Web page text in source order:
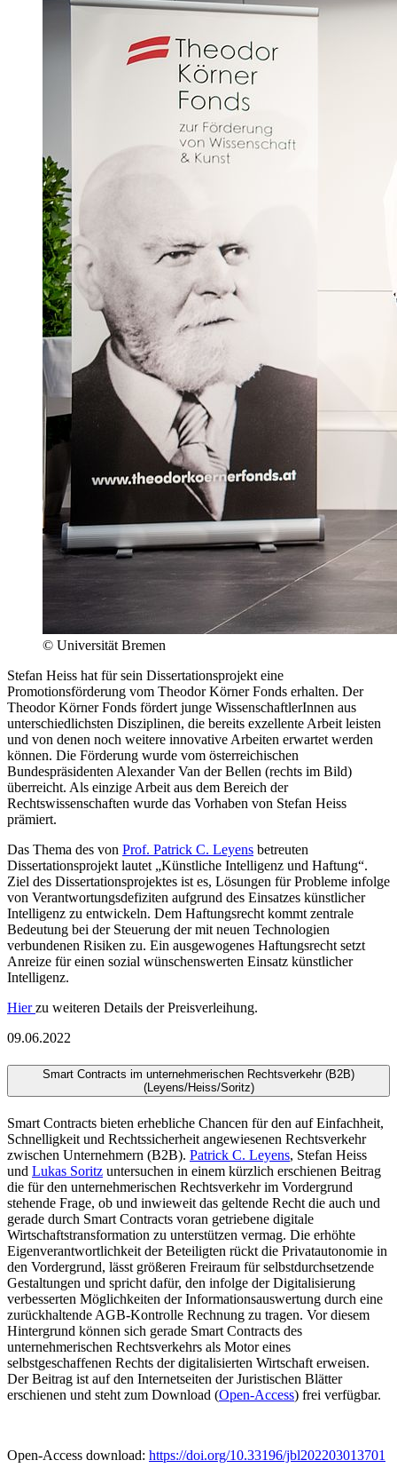
© Universität Bremen
Stefan Heiss hat für sein Dissertationsprojekt eine
Promotionsförderung vom Theodor Körner Fonds erhalten. Der
Theodor Körner Fonds fördert junge WissenschaftlerInnen aus
unterschiedlichsten Disziplinen, die bereits exzellente Arbeit leisten
und von denen noch weitere innovative Arbeiten erwartet werden
können. Die Förderung wurde vom österreichischen
Bundespräsidenten Alexander Van der Bellen (rechts im Bild)
überreicht. Als einzige Arbeit aus dem Bereich der
Rechtswissenschaften wurde das Vorhaben von Stefan Heiss
prämiert.
Das Thema des von Prof. Patrick C. Leyens betreuten
Dissertationsprojekt lautet „Künstliche Intelligenz und Haftung“.
Ziel des Dissertationsprojektes ist es, Lösungen für Probleme infolge
von Verantwortungsdefiziten aufgrund des Einsatzes künstlicher
Intelligenz zu entwickeln. Dem Haftungsrecht kommt zentrale
Bedeutung bei der Steuerung der mit neuen Technologien
verbundenen Risiken zu. Ein ausgewogenes Haftungsrecht setzt
Anreize für einen sozial wünschenswerten Einsatz künstlicher
Intelligenz.
Hierzu weiteren Details der Preisverleihung.
09.06.2022
Smart Contracts im unternehmerischen Rechtsverkehr (B2B)
(Leyens/Heiss/Soritz)
Smart Contracts bieten erhebliche Chancen für den auf Einfachheit,
Schnelligkeit und Rechtssicherheit angewiesenen Rechtsverkehr
zwischen Unternehmern (B2B). Patrick C. Leyens, Stefan Heiss
und Lukas Soritz untersuchen in einem kürzlich erschienen Beitrag
die für den unternehmerischen Rechtsverkehr im Vordergrund
stehende Frage, ob und inwieweit das geltende Recht die auch und
gerade durch Smart Contracts voran getriebene digitale
Wirtschaftstransformation zu unterstützen vermag. Die erhöhte
Eigenverantwortlichkeit der Beteiligten rückt die Privatautonomie in
den Vordergrund, lässt größeren Freiraum für selbstdurchsetzende
Gestaltungen und spricht dafür, den infolge der Digitalisierung
verbesserten Möglichkeiten der Informationsauswertung durch eine
zurückhaltende AGB-Kontrolle Rechnung zu tragen. Vor diesem
Hintergrund können sich gerade Smart Contracts des
unternehmerischen Rechtsverkehrs als Motor eines
selbstgeschaffenen Rechts der digitalisierten Wirtschaft erweisen.
Der Beitrag ist auf den Internetseiten der Juristischen Blätter
erschienen und steht zum Download (Open-Access) frei verfügbar.
Open-Access download: https://doi.org/10.33196/jbl202203013701